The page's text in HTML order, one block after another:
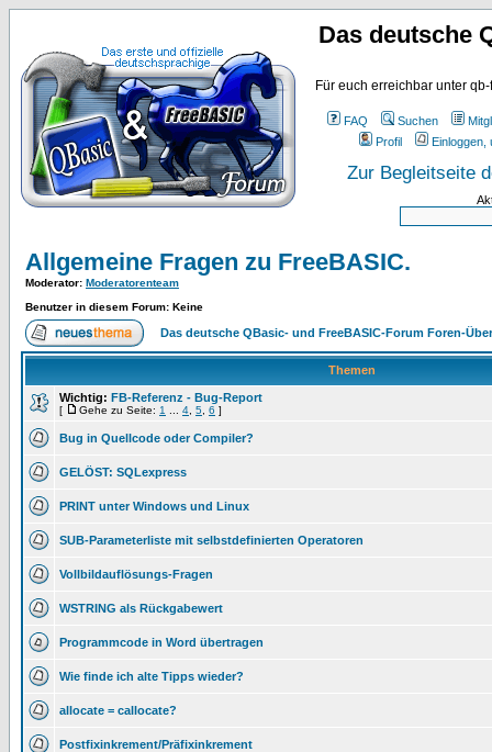
Das deutsche
Für euch erreichbar unter
FAQ Suchen
Profil
Einloggen,
Zur Begleitseite
Allgemeine Fragen zu FreeBASIC.
Moderator: Moderatorenteam
Benutzer in diesem Forum: Keine
Das deutsche QBasic- und FreeBASIC-Forum Foren-
Themen
Wichtig: FB-Referenz - Bug-Report
[ Gehe zu Seite: 1 4 5 6 ]
Bug in Quellcode oder Compiler?
GELÖST: SQLexpress
PRINT unter Windows und Linux
SUB-Parameterliste mit selbstdefinierten Operatoren
Vollbildauflösungs-Fragen
WSTRING als Rückgabewert
Programmcode in Word übertragen
Wie finde ich alte Tipps wieder?
allocate = callocate?
Postfixinkrement/Präfixinkrement